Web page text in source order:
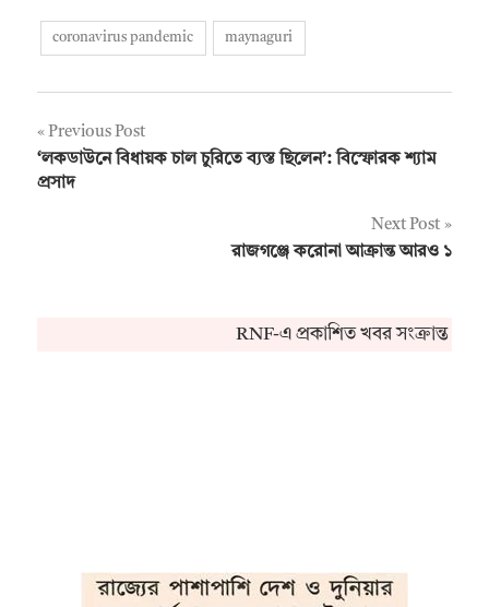
coronavirus pandemic maynaguri
Post
navigation
Previous Post
‘লকডাউনে বিধায়ক চাল চুরিতে ব্যস্ত ছিলেন’: বিস্ফোরক শ্যাম
প্রসাদ
Next Post
রাজগঞ্জে করোনা আক্রান্ত আরও ১
RNF-এ প্রকাশিত খবর সংক্রান্ত